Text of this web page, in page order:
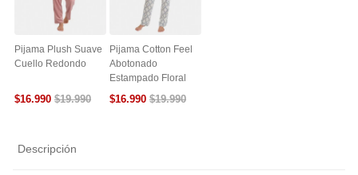
Pijama Plush Suave
Cuello Redondo
$16.990 $19.990
Pijama Cotton Feel
Abotonado
Estampado Floral
$16.990 $19.990
Descripción